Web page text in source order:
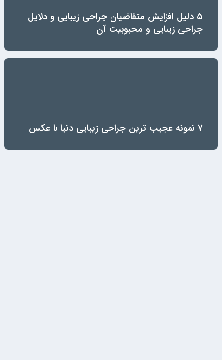
۵ دلیل افزایش متقاضیان جراحی زیبایی و دلایل
جراحی زیبایی و محبوبیت آن
۷ نمونه عجیب ترین جراحی زیبایی دنیا با عکس